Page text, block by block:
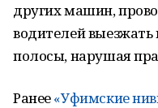
других машин,
водителей выезжать
полосы, нарушая
Ранее«Уфимские